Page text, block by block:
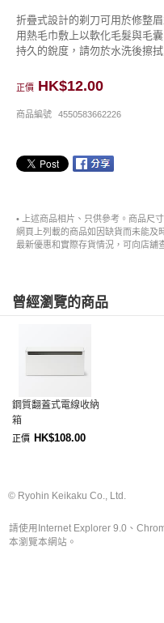
折疊式設計的剃刀可用於修整
用熱毛巾敷上以軟化毛髮與毛
持久的銳度，請勿於水洗後擦拭
正價 HK$12.00
商品編號 4550583662226
• 上述商品相片、只供參考。商品尺
網頁上列載的商品如因缺貨而未能及
最新優惠和實際存貨情況，可向店舖
曾經瀏覽的商品
鋼質翻蓋式電線收納
箱
正價 HK$108.00
© Ryohin Keikaku Co., Ltd.
請使用Internet Explorer 9.0、
本瀏覽本網站。